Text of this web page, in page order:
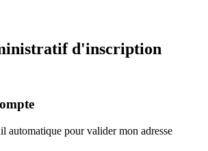
d'inscription
automatique pour valider mon adresse